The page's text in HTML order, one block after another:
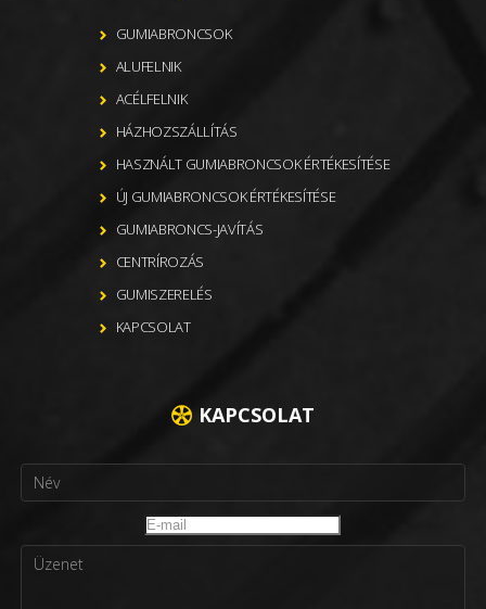
GUMIABRONCSOK
ALUFELNIK
ACÉLFELNIK
HÁZHOZSZÁLLÍTÁS
HASZNÁLT GUMIABRONCSOK ÉRTÉKESÍTÉSE
ÚJ GUMIABRONCSOK ÉRTÉKESÍTÉSE
GUMIABRONCS-JAVÍTÁS
CENTRÍROZÁS
GUMISZERELÉS
KAPCSOLAT
KAPCSOLAT